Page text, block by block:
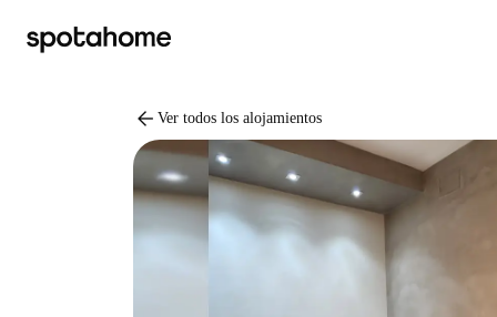
arrow_back Ver todos los alojamientos